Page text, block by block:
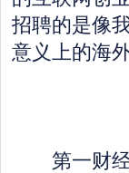
招聘的是像
意义上的海
第一财经